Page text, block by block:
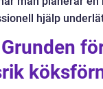
hjälp